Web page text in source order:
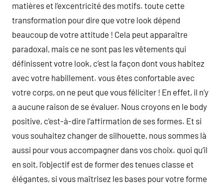
matières et l’excentricité des motifs. toute cette
transformation pour dire que votre look dépend
beaucoup de votre attitude ! Cela peut apparaître
paradoxal, mais ce ne sont pas les vêtements qui
définissent votre look, c’est la façon dont vous habitez
avec votre habillement. vous êtes confortable avec
votre corps, on ne peut que vous féliciter ! En effet, il n’y
a aucune raison de se évaluer. Nous croyons en le body
positive, c’est-à-dire l’affirmation de ses formes. Et si
vous souhaitez changer de silhouette, nous sommes là
aussi pour vous accompagner dans vos choix. quoi qu’il
en soit, l’objectif est de former des tenues classe et
élégantes, si vous maîtrisez les bases pour votre forme